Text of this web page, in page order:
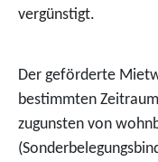
vergünstigt.
Der geförderte
bestimmten
zugunsten von